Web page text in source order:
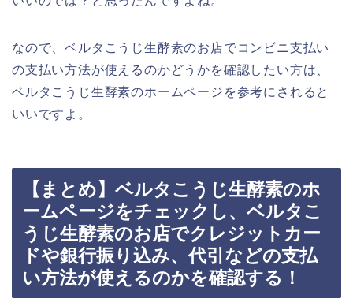
なので、ベルタこうじ生酵素のお店でコンビニ支払い
の支払い方法が使えるのかどうかを確認したい方は、
ベルタこうじ生酵素のホームページを参考にされると
いいですよ。
【まとめ】ベルタこうじ生酵素のホ
ームページをチェックし、ベルタこ
うじ生酵素のお店でクレジットカー
ドや銀行振り込み、代引などの支払
い方法が使えるのかを確認する！